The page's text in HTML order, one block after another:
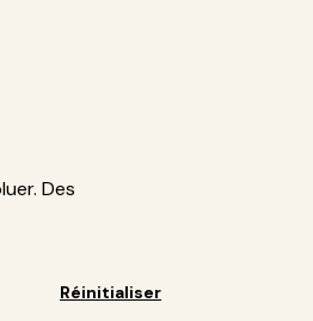
Des
Réinitialiser